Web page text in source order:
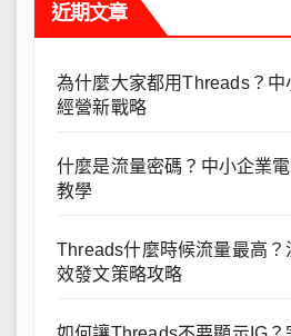
近期文章
為什麼大家都用Threads？
經營新戰略
什麼是流量密碼？中小企業
教學
Threads什麼時候流量最高？
效發文策略攻略